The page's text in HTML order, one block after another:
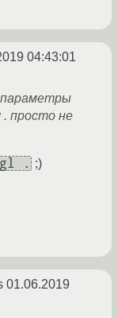
04:43:01
параметры
. просто не
. ;)
01.06.2019